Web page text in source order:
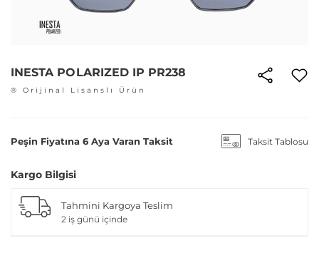
INESTA POLARIZED IP PR238
® Orijinal Lisanslı Ürün
Peşin Fiyatına 6 Aya Varan Taksit Taksit Tablosu
Kargo Bilgisi
Tahmini Kargoya Teslim
2 iş günü içinde